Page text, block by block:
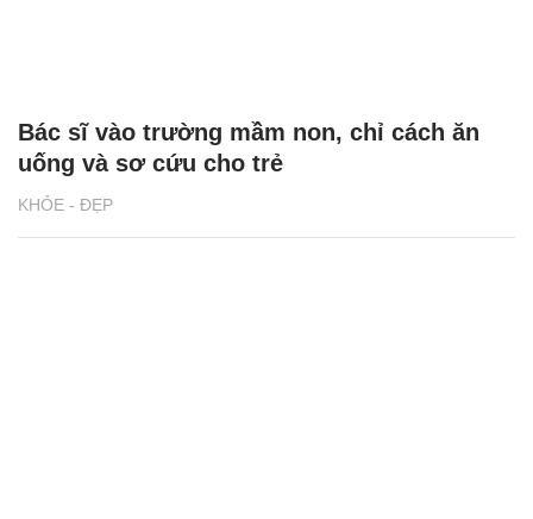
KHỎE - ĐẸP
Bác sĩ vào trường mầm non, chỉ cách ăn
uống và sơ cứu cho trẻ